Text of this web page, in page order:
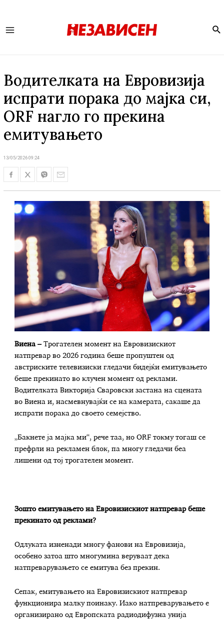
Водителката на Евровизија
испрати порака до мајка си,
ORF нагло го прекина
емитувањето
13/05/2026 09:24
Виена –Трогателен момент на Евровизискиот
натпревар во 2026 година беше пропуштен од
австриските телевизиски гледачи бидејќи емитувањето
беше прекинато во клучен момент од реклами.
Водителката Викторија Сваровски застана на сцената
во Виена и, насмевнувајќи се на камерата, сакаше да
испрати порака до своето семејство.
„Бакнете ја мајка ми“, рече таа, но ORF токму тогаш се
префрли на рекламен блок, па многу гледачи беа
лишени од тој трогателен момент.
Зошто емитувањето на Евровизискиот натпревар беше
прекинато од реклами?
Одлуката изненади многу фанови на Евровизија,
особено затоа што многумина веруваат дека
натпреварувањето се емитува без прекин.
Сепак, емитувањето на Евровизискиот натпревар
функционира малку поинаку. Иако натпреварувањето е
организирано од Европската радиодифузна унија